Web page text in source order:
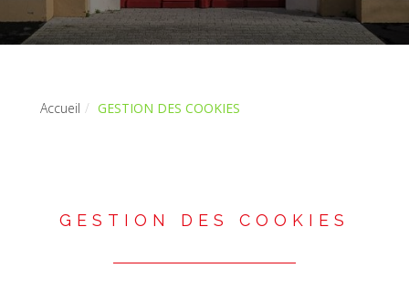
Accueil GESTION DES COOKIES
GESTION DES COOKIES